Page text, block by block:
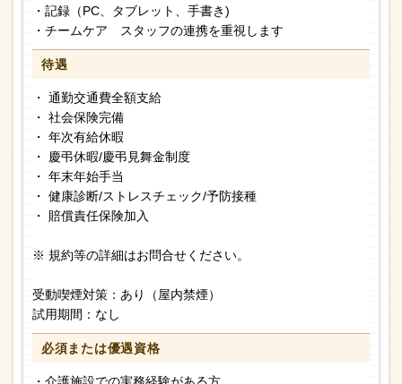
・記録（PC、タブレット、手書き)
・チームケア スタッフの連携を重視します
待遇
・ 通勤交通費全額支給
・ 社会保険完備
・ 年次有給休暇
・ 慶弔休暇/慶弔見舞金制度
・ 年末年始手当
・ 健康診断/ストレスチェック/予防接種
・ 賠償責任保険加入
※ 規約等の詳細はお問合せください。
受動喫煙対策：あり（屋内禁煙）
試用期間：なし
必須または優遇資格